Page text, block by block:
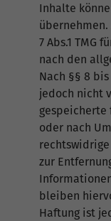
Inhalte
7 Abs.1 TMG
nach den
Nach §§ 8
jedoch nicht
gespeicherte
oder nach
zur
bleiben
Haftung ist